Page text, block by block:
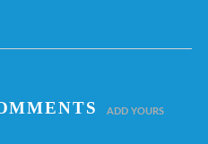
ADD YOURS